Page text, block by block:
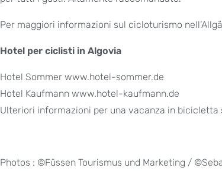
Per maggiori informazioni sul cicloturismo
Hotel per ciclisti in Algovia
Hotel Sommer www.hotel-sommer.de
Hotel Kaufmann www.hotel-kaufmann.de
Ulteriori informazioni per una vacanza in bicicletta
Photos : ©Füssen Tourismus und Marketing /